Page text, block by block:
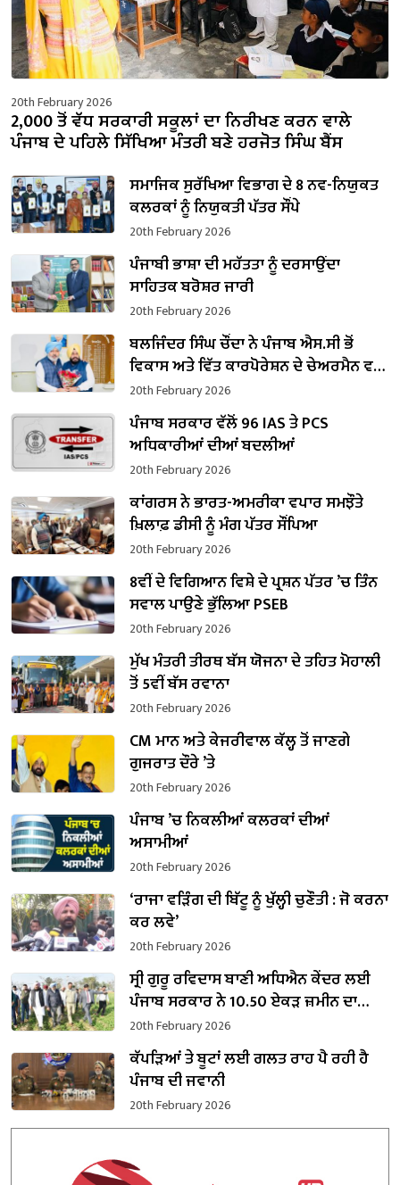
20th February 2026
2,000 ਤੋਂ ਵੱਧ ਸਰਕਾਰੀ ਸਕੂਲਾਂ ਦਾ ਨਿਰੀਖਣ ਕਰਨ ਵਾਲੇ
ਪੰਜਾਬ ਦੇ ਪਹਿਲੇ ਸਿੱਖਿਆ ਮੰਤਰੀ ਬਣੇ ਹਰਜੋਤ ਸਿੰਘ ਬੈਂਸ
ਸਮਾਜਿਕ ਸੁਰੱਖਿਆ ਵਿਭਾਗ ਦੇ 8 ਨਵ-ਨਿਯੁਕਤ
ਕਲਰਕਾਂ ਨੂੰ ਨਿਯੁਕਤੀ ਪੱਤਰ ਸੌਂਪੇ
20th February 2026
ਪੰਜਾਬੀ ਭਾਸ਼ਾ ਦੀ ਮਹੱਤਤਾ ਨੂੰ ਦਰਸਾਉਂਦਾ
ਸਾਹਿਤਕ ਬਰੋਸ਼ਰ ਜਾਰੀ
20th February 2026
ਬਲਜਿੰਦਰ ਸਿੰਘ ਚੌਂਦਾ ਨੇ ਪੰਜਾਬ ਐਸ.ਸੀ ਭੋਂ
ਵਿਕਾਸ ਅਤੇ ਵਿੱਤ ਕਾਰਪੋਰੇਸ਼ਨ ਦੇ ਚੇਅਰਮੈਨ ਵਜੋਂ
ਸੰਭਾਲਿਆ ਕਾਰਜਭਾਰ
20th February 2026
ਪੰਜਾਬ ਸਰਕਾਰ ਵੱਲੋਂ 96 IAS ਤੇ PCS
ਅਧਿਕਾਰੀਆਂ ਦੀਆਂ ਬਦਲੀਆਂ
20th February 2026
ਕਾਂਗਰਸ ਨੇ ਭਾਰਤ-ਅਮਰੀਕਾ ਵਪਾਰ ਸਮਝੌਤੇ
ਖ਼ਿਲਾਫ਼ ਡੀਸੀ ਨੂੰ ਮੰਗ ਪੱਤਰ ਸੌਂਪਿਆ
20th February 2026
8ਵੀਂ ਦੇ ਵਿਗਿਆਨ ਵਿਸ਼ੇ ਦੇ ਪ੍ਰਸ਼ਨ ਪੱਤਰ ’ਚ ਤਿੰਨ
ਸਵਾਲ ਪਾਉਣੇ ਭੁੱਲਿਆ PSEB
20th February 2026
ਮੁੱਖ ਮੰਤਰੀ ਤੀਰਥ ਬੱਸ ਯੋਜਨਾ ਦੇ ਤਹਿਤ ਮੋਹਾਲੀ
ਤੋਂ 5ਵੀਂ ਬੱਸ ਰਵਾਨਾ
20th February 2026
CM ਮਾਨ ਅਤੇ ਕੇਜਰੀਵਾਲ ਕੱਲ੍ਹ ਤੋਂ ਜਾਣਗੇ
ਗੁਜਰਾਤ ਦੌਰੇ ’ਤੇ
20th February 2026
ਪੰਜਾਬ ’ਚ ਨਿਕਲੀਆਂ ਕਲਰਕਾਂ ਦੀਆਂ
ਅਸਾਮੀਆਂ
20th February 2026
‘ਰਾਜਾ ਵੜਿੰਗ ਦੀ ਬਿੱਟੂ ਨੂੰ ਖੁੱਲ੍ਹੀ ਚੁਣੌਤੀ : ਜੋ ਕਰਨਾ
ਕਰ ਲਵੇ’
20th February 2026
ਸ੍ਰੀ ਗੁਰੂ ਰਵਿਦਾਸ ਬਾਣੀ ਅਧਿਐਨ ਕੇਂਦਰ ਲਈ
ਪੰਜਾਬ ਸਰਕਾਰ ਨੇ 10.50 ਏਕੜ ਜ਼ਮੀਨ ਦਾ
ਕਬਜ਼ਾ ਲਿਆ
20th February 2026
ਕੱਪੜਿਆਂ ਤੇ ਬੂਟਾਂ ਲਈ ਗਲਤ ਰਾਹ ਪੈ ਰਹੀ ਹੈ
ਪੰਜਾਬ ਦੀ ਜਵਾਨੀ
20th February 2026